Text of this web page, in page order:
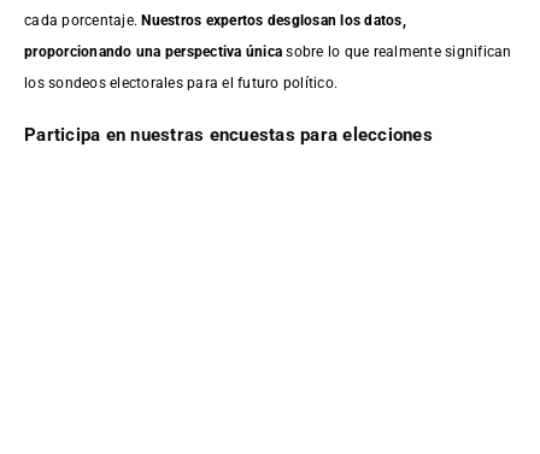
cada porcentaje. Nuestros expertos desglosan los datos,
proporcionando una perspectiva única sobre lo que realmente significan
los sondeos electorales para el futuro político.
Participa en nuestras encuestas para elecciones